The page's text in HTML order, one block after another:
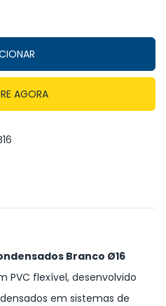
AGORA
Branco Ø16
PVC flexível, desenvolvido
em sistemas de